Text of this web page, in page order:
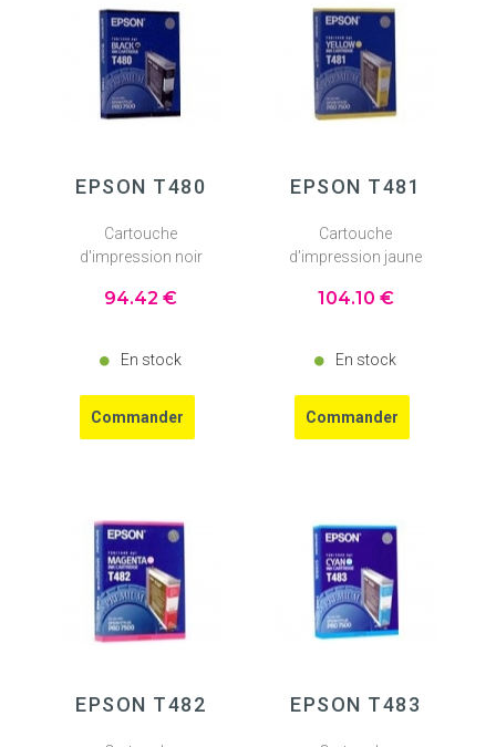
EPSON T480
Cartouche
d'impression noir
94.42 €
En stock
EPSON T481
Cartouche
d'impression jaune
104.10 €
En stock
EPSON T482 EPSON T483